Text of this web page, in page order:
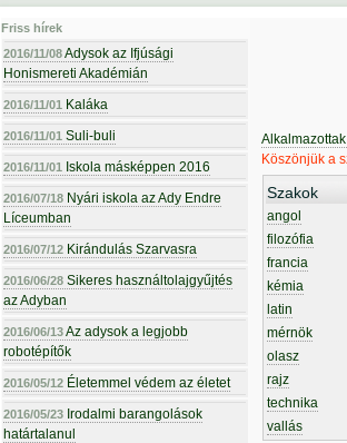
Friss hírek
2016/11/08Adysok az Ifjúsági
Honismereti Akadémián
2016/11/01 Kaláka
2016/11/01 Suli-buli
2016/11/01 Iskola másképpen 2016
2016/07/18 Nyári iskola az Ady Endre
Líceumban
2016/07/12 Kirándulás Szarvasra
2016/06/28 Sikeres használtolajgyűjtés
az Adyban
2016/06/13Az adysok a legjobb
robotépítők
2016/05/12 Életemmel védem az életet
2016/05/23 Irodalmi barangolások
határtalanul
Köszönjük a
Szakok
angol
filozófia
francia
kémia
latin
mérnök
olasz
rajz
technika
vallás